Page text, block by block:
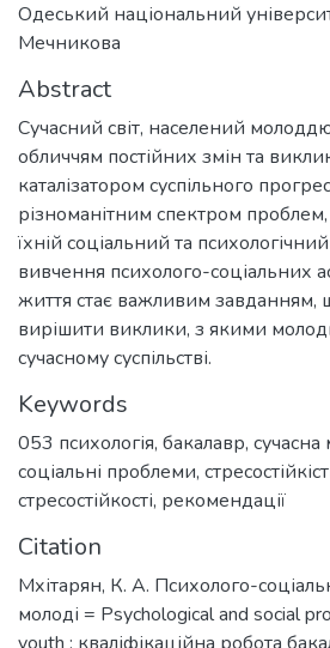
Одеський національний
Мечникова
Abstract
Сучасний світ, населений
обличчям постійних змін та
каталізатором суспільного
різноманітним спектром
їхній соціальний та
вивчення психолого-соціальних
життя стає важливим завданням,
вирішити виклики, з якими
сучасному суспільстві.
Keywords
053 психологія, бакалавр,
соціальні проблеми,
стресостійкості, рекомендації
Citation
Мхітарян, К. А. Психолого-
молоді = Psychological and social